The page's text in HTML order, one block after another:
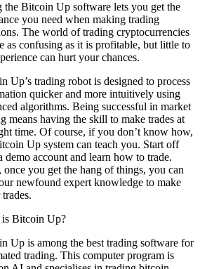
the Bitcoin Up software lets you get the
you need when making trading
The world of trading cryptocurrencies
as confusing as it is profitable, but little to
can hurt your chances.
Up’s trading robot is designed to process
quicker and more intuitively using
algorithms. Being successful in market
means having the skill to make trades at
time. Of course, if you don’t know how,
Up system can teach you. Start off
demo account and learn how to trade.
once you get the hang of things, you can
newfound expert knowledge to make
is Bitcoin Up?
Up is among the best trading software for
trading. This computer program is